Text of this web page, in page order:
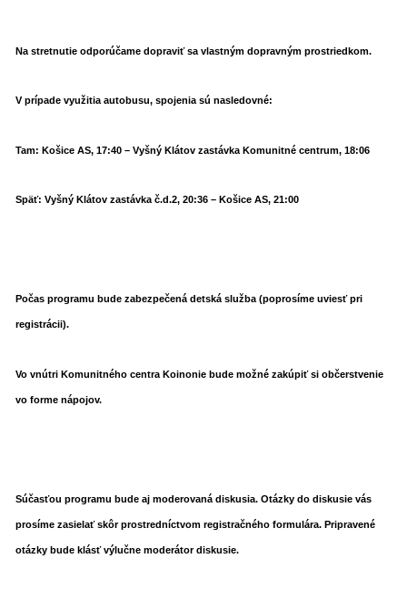
Na stretnutie odporúčame dopraviť sa vlastným dopravným prostriedkom.
V prípade využitia autobusu, spojenia sú nasledovné:
Tam: Košice AS, 17:40 – Vyšný Klátov zastávka Komunitné centrum, 18:06
Späť: Vyšný Klátov zastávka č.d.2, 20:36 – Košice AS, 21:00
Počas programu bude zabezpečená detská služba (poprosíme uviesť pri
registrácii).
Vo vnútri Komunitného centra Koinonie bude možné zakúpiť si občerstvenie
vo forme nápojov.
Súčasťou programu bude aj moderovaná diskusia. Otázky do diskusie vás
prosíme zasielať skôr prostredníctvom registračného formulára. Pripravené
otázky bude klásť výlučne moderátor diskusie.